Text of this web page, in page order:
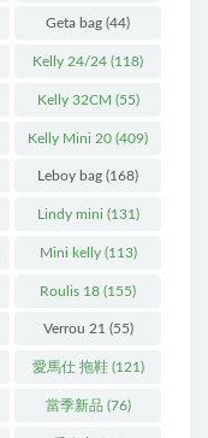
(571)
Geta bag (44)
Kelly 24/24 (118)
Kelly 32CM (55)
Kelly Mini 20 (409)
Leboy bag (168)
Lindy mini (131)
Mini kelly(113)
Roulis 18 (155)
Verrou 21 (55)
愛馬仕 拖鞋(121)
當季新品 (76)